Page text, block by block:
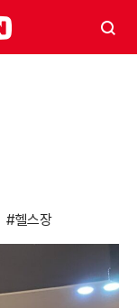
#헬스장